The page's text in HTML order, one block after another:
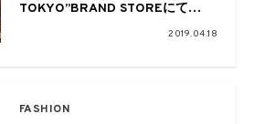
TOKYO”BRAND STOREにて
VERDYによるGirls Don’t Cryのリ
2019.04.18
FASHION